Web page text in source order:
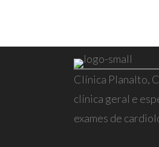
Clínica Planalto,
clínica geral e
exames de